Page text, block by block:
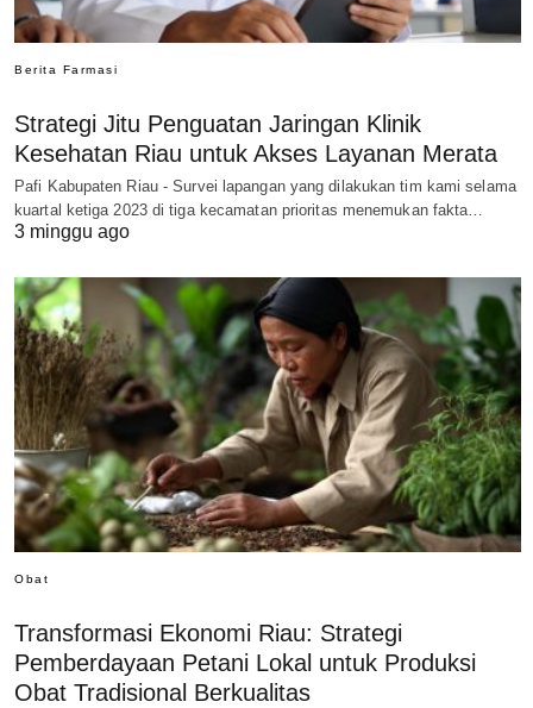
Berita Farmasi
Strategi Jitu Penguatan Jaringan Klinik
Kesehatan Riau untuk Akses Layanan Merata
Pafi Kabupaten Riau - Survei lapangan yang dilakukan tim kami selama
kuartal ketiga 2023 di tiga kecamatan prioritas menemukan fakta…
3 minggu ago
Obat
Transformasi Ekonomi Riau: Strategi
Pemberdayaan Petani Lokal untuk Produksi
Obat Tradisional Berkualitas